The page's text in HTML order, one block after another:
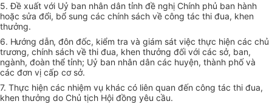
5.Đề xuất với Uỷ ban nhân dân tỉnh đề nghị Chính phủ ban hành
hoặc sửa đổi, bổ sung các chính sách về công tác thi đua, khen
thưởng.
6. Hướng dẫn, đôn đốc, kiểm tra và giám sát việc thực hiện các chủ
trương, chính sách về thi đua, khen thưởng đối với các sở, ban,
ngành, đoàn thể tỉnh; Uỷ ban nhân dân các huyện, thành phố và
các đơn vị cấp cơ sở.
7. Thực hiện các nhiệm vụ khác có liên quan đến công tác thi đua,
khen thưởng do Chủ tịch Hội đồng yêu cầu.